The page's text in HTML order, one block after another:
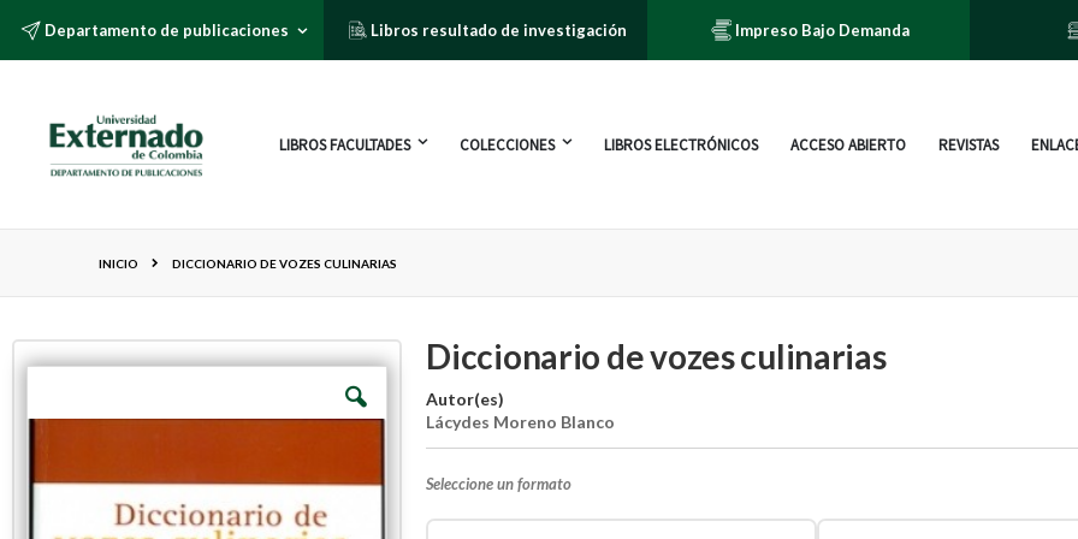
Departamento de publicaciones Libros resultado de investigación Impreso Bajo Demanda
LIBROS FACULTADES COLECCIONES LIBROS ELECTRÓNICOS ACCESO ABIERTO REVISTAS
INICIO DICCIONARIO DE VOZES CULINARIAS
Diccionario de vozes culinarias
Autor(es)
Lácydes Moreno Blanco
Seleccione un formato